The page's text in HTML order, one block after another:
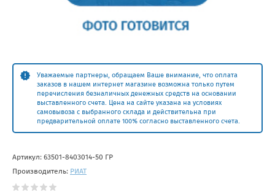
Уважаемые партнеры, обращаем Ваше внимание, что оплата
заказов в нашем интернет магазине возможна только путем
перечисления безналичных денежных средств на основании
выставленного счета. Цена на сайте указана на условиях
самовывоза с выбранного склада и действительна при
предварительной оплате 100% согласно выставленного счета.
Артикул: 63501-8403014-50 ГР
Производитель: РИАТ